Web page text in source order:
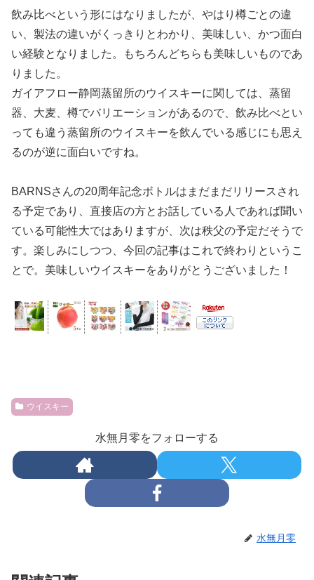
飲み比べという形にはなりましたが、やはり樽ごとの違
い、製法の違いがくっきりとわかり、美味しい、かつ面白
い経験となりました。もちろんどちらも美味しいものであ
りました。
ガイアフロー静岡蒸留所のウイスキーに関しては、蒸留
器、大麦、樽でバリエーションがあるので、飲み比べとい
っても違う蒸留所のウイスキーを飲んでいる感じにも思え
るのが逆に面白いですね。
BARNSさんの20周年記念ボトルはまだまだリリースされ
る予定であり、直接店の方とお話している人であれば聞い
ている可能性大ではありますが、次は秩父の予定だそうで
す。楽しみにしつつ、今回の記事はこれで終わりというこ
とで。美味しいウイスキーをありがとうございました！
ウイスキー
水無月零をフォローする
水無月零